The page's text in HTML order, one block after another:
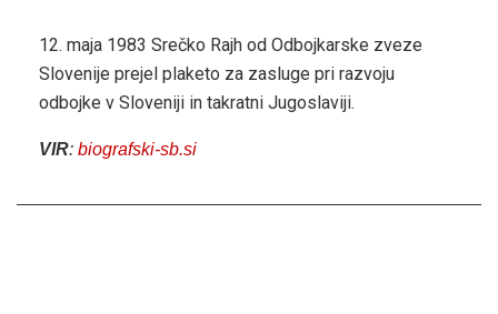
12. maja 1983 Srečko Rajh od Odbojkarske zveze
Slovenije prejel plaketo za zasluge pri razvoju
odbojke v Sloveniji in takratni Jugoslaviji.
VIR: biografski-sb.si